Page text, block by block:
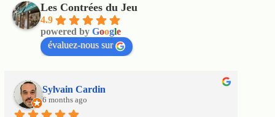
Les Contrées du Jeu
4.9
powered by Google
évaluez-nous sur
Sylvain Cardin
6 months ago